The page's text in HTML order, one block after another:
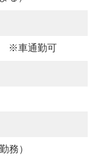
※車通勤可
務）